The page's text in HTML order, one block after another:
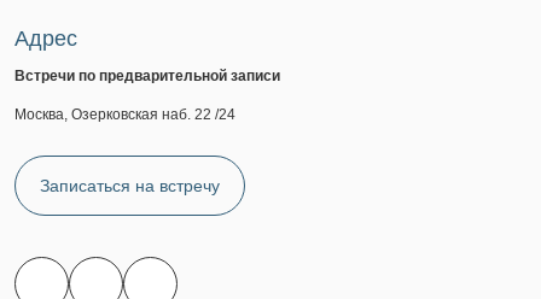
Адрес
Встречи по предварительной записи
Москва, Озерковская наб. 22 /24
Записаться на встречу